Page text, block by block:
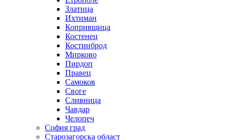
Златица
Ихтиман
Копривщица
Костенец
Костинброд
Мирково
Пирдоп
Правец
Самоков
Своге
Сливница
Чавдар
Челопеч
София град
Старозагорска област